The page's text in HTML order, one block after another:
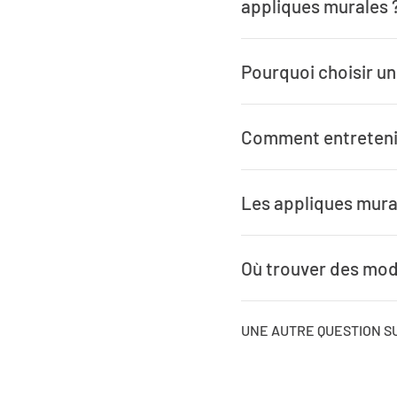
appliques murales
Pourquoi choisir
Comment
Les appliques
Où trouver des
UNE AUTRE QUESTION